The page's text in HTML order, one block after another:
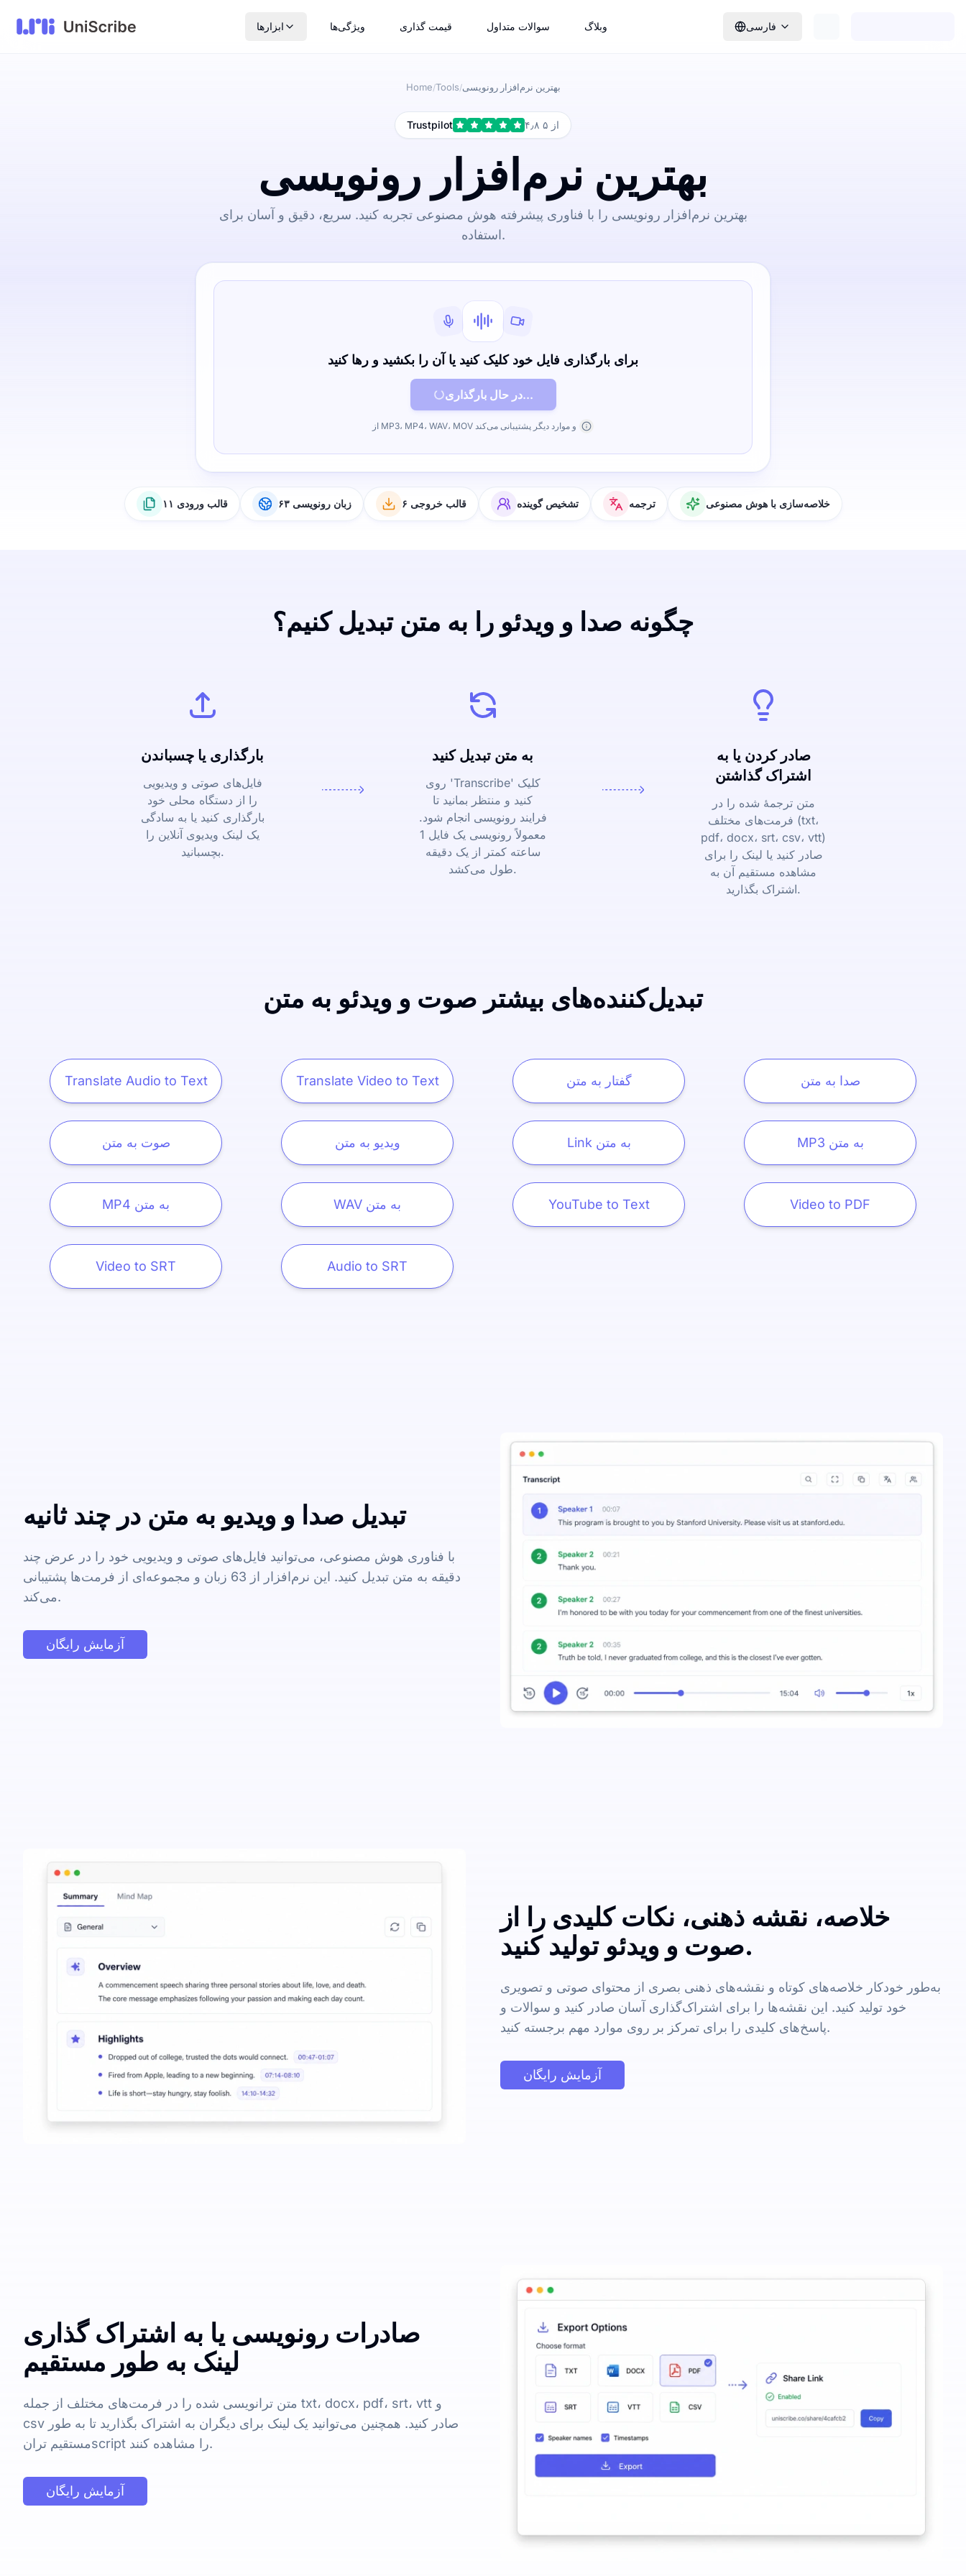
ابزارها ویژگی‌ها قیمت گذاری سوالات متداول وبلاگ فارسی
Home/Tools/بهترین نرم‌افزار رونویسی
Trustpilot ۴٫۸ از ۵
بهترین نرم‌افزار رونویسی
بهترین نرم‌افزار رونویسی را با فناوری پیشرفته هوش مصنوعی تجربه کنید. سریع، دقیق و آسان برای
استفاده.
برای بارگذاری فایل خود کلیک کنید یا آن را بکشید و رها کنید
در حال بارگذاری...
از MP3، MP4، WAV، MOV و موارد دیگر پشتیبانی می‌کند
۱۱ قالب ورودی ۶۳ زبان رونویسی ۶ قالب خروجی تشخیص گوینده ترجمه خلاصه‌سازی با هوش مصنوعی
چگونه صدا و ویدئو را به متن تبدیل کنیم؟
بارگذاری یا چسباندن
فایل‌های صوتی و ویدیویی
را از دستگاه محلی خود
بارگذاری کنید یا به سادگی
یک لینک ویدیوی آنلاین را
بچسبانید.
به متن تبدیل کنید
روی 'Transcribe' کلیک
کنید و منتظر بمانید تا
فرایند رونویسی انجام شود.
معمولاً رونویسی یک فایل 1
ساعته کمتر از یک دقیقه
طول می‌کشد.
صادر کردن یا به
اشتراک گذاشتن
متن ترجمۀ شده را در
فرمت‌های مختلف (txt،
pdf، docx، srt، csv، vtt)
صادر کنید یا لینک را برای
مشاهده مستقیم آن به
اشتراک بگذارید.
تبدیل‌کننده‌های بیشتر صوت و ویدئو به متن
Translate Audio to Text Translate Video to Text گفتار به متن صدا به متن
صوت به متن ویدیو به متن Link به متن MP3 به متن
MP4 به متن WAV به متن YouTube to Text Video to PDF
Video to SRT Audio to SRT
تبدیل صدا و ویدیو به متن در چند ثانیه
با فناوری هوش مصنوعی، می‌توانید فایل‌های صوتی و ویدیویی خود را در عرض چند
دقیقه به متن تبدیل کنید. این نرم‌افزار از 63 زبان و مجموعه‌ای از فرمت‌ها پشتیبانی
می‌کند.
آزمایش رایگان
خلاصه، نقشه ذهنی، نکات کلیدی را از
صوت و ویدئو تولید کنید.
به‌طور خودکار خلاصه‌های کوتاه و نقشه‌های ذهنی بصری از محتوای صوتی و تصویری
خود تولید کنید. این نقشه‌ها را برای اشتراک‌گذاری آسان صادر کنید و سوالات و
پاسخ‌های کلیدی را برای تمرکز بر روی موارد مهم برجسته کنید.
آزمایش رایگان
صادرات رونویسی یا به اشتراک گذاری
لینک به طور مستقیم
متن ترانویسی شده را در فرمت‌های مختلف از جمله txt، docx، pdf، srt، vtt و
csv صادر کنید. همچنین می‌توانید یک لینک برای دیگران به اشتراک بگذارید تا به طور
مستقیم ترانscript را مشاهده کنند.
آزمایش رایگان